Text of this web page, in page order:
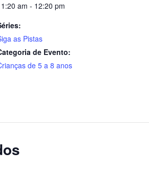
am - 12:20 pm
as Pistas
de Evento:
de 5 a 8 anos